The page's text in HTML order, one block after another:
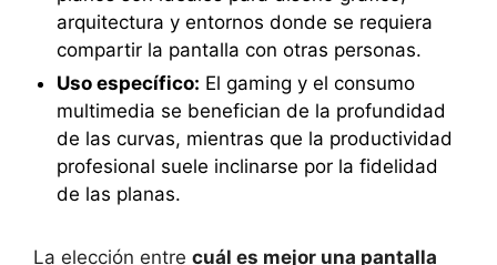
arquitectura y entornos donde se requiera
compartir la pantalla con otras personas.
Uso específico: El gaming y el consumo
multimedia se benefician de la profundidad
de las curvas, mientras que la productividad
profesional suele inclinarse por la fidelidad
de las planas.
La elección entre cuál es mejor una pantalla